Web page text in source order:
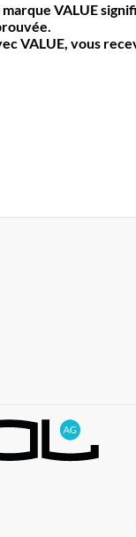
marque VALUE
VALUE, vous